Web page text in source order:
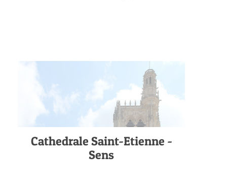
Cathedrale Saint-Etienne -
Sens